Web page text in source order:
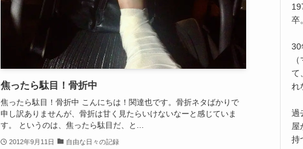
焦ったら駄目！骨折中
焦ったら駄目！骨折中 こんにちは！関達也です。骨折ネタばかりで
申し訳ありませんが、骨折は甘く見たらいけないなーと感じていま
す。 というのは、焦ったら駄目だ、と...
2012年9月11日 自由な日々の記録
卒。
30
て
れ
過
屋
持